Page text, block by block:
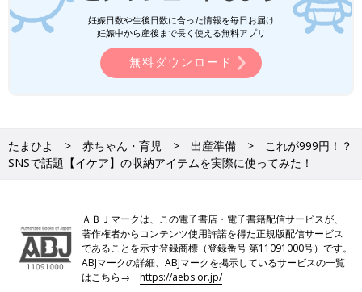
妊娠日数や生後日数に合った情報を毎日お届け
妊娠中から産後まで長く使える無料アプリ
無料ダウンロード
たまひよ 赤ちゃん・育児 出産準備
これが999円！？
SNSで話題【イケア】の収納アイテムを実際に使ってみた！
ＡＢＪマークは、この電子書店・電子書籍配信サービスが、
著作権者からコンテンツ使用許諾を得た正規版配信サービス
であることを示す登録商標（登録番号 第11091000号）です。
ABJマークの詳細、ABJマークを掲示しているサービスの一覧
はこちら→https://aebs.or.jp/